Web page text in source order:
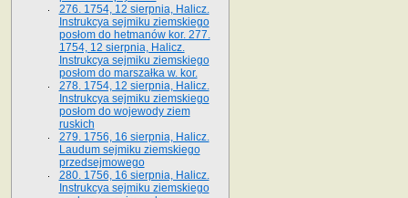
276. 1754, 12 sierpnia, Halicz.
Instrukcya sejmiku ziemskiego
posłom do hetmanów kor. 277.
1754, 12 sierpnia, Halicz.
Instrukcya sejmiku ziemskiego
posłom do marszałka w. kor.
278. 1754, 12 sierpnia, Halicz.
Instrukcya sejmiku ziemskiego
posłom do wojewody ziem
ruskich
279. 1756, 16 sierpnia, Halicz.
Laudum sejmiku ziemskiego
przedsejmowego
280. 1756, 16 sierpnia, Halicz.
Instrukcya sejmiku ziemskiego